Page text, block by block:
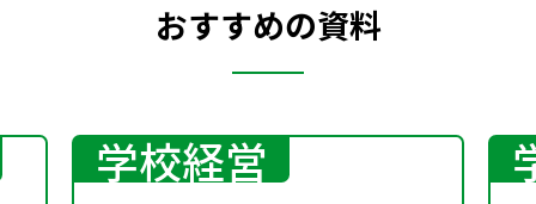
おすすめの資料
学校経営